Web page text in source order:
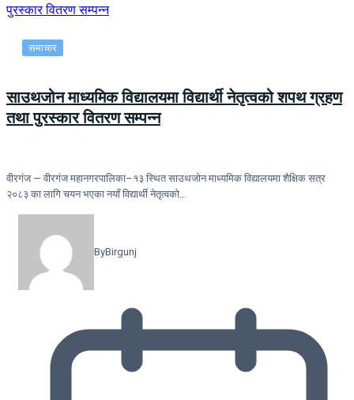
समाचार
साउथजोन माध्यमिक विद्यालयमा विद्यार्थी नेतृत्वको शपथ ग्रहण
तथा पुरस्कार वितरण सम्पन्न
वीरगंज — वीरगंज महानगरपालिका–१३ स्थित साउथजोन माध्यमिक विद्यालयमा शैक्षिक सत्र
२०८३ का लागि चयन भएका नयाँ विद्यार्थी नेतृत्वको…
ByBirgunj